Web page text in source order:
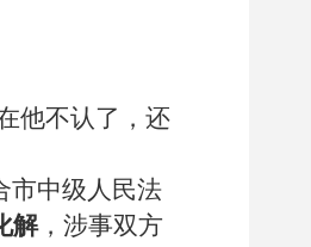
他不认了，还
中级人民法
解，涉事双方